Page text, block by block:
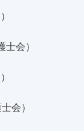
会）
会）